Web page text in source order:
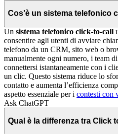
Cos’è un sistema telefonico
Un sistema telefonico click-to-call
consentire agli utenti di avviare
telefono da un CRM, sito web o
manualmente ogni numero, i team
connettersi istantaneamente con i
un clic. Questo sistema riduce lo
contatto e aumenta l’efficienza
aspetto essenziale per i contesti con
Ask ChatGPT
Qual è la differenza tra Click